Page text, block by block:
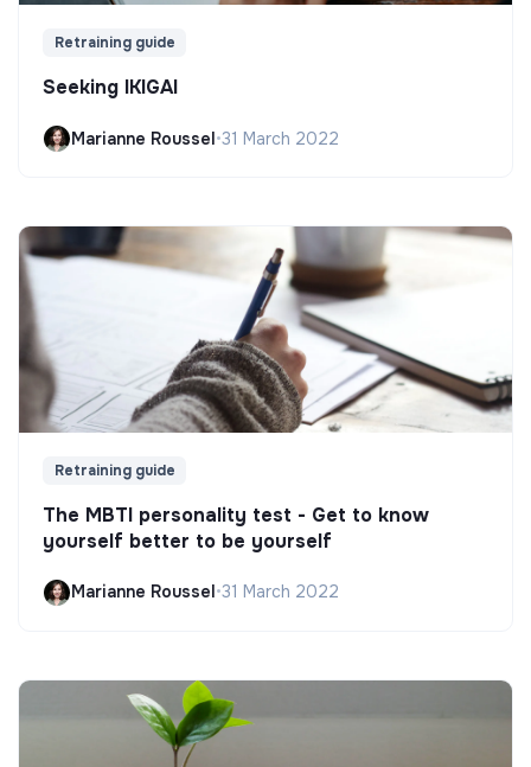
Retraining guide
Seeking IKIGAI
Marianne Roussel•31 March 2022
Retraining guide
The MBTI personality test - Get to know
yourself better to be yourself
Marianne Roussel •31 March 2022